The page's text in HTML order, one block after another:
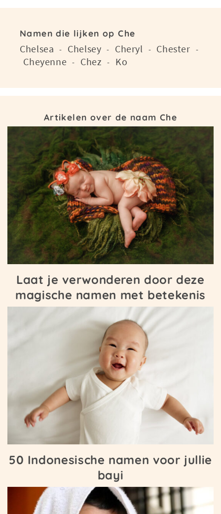
Namen die lijken op Che
Chelsea - Chelsey - Cheryl - Chester -
Cheyenne - Chez - Ko
Artikelen over de naam Che
Laat je verwonderen door deze
magische namen met betekenis
50 Indonesische namen voor jullie
bayi